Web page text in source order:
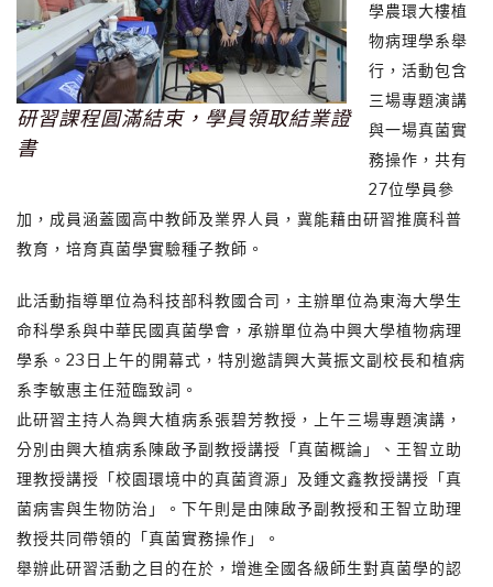
研習課程圓滿結束，學員領取結業證
書
學農環大樓植
物病理學系舉
行，活動包含
三場專題演講
與一場真菌實
務操作，共有
27位學員參
加，成員涵蓋國高中教師及業界人員，冀能藉由研習推廣科普
教育，培育真菌學實驗種子教師。
此活動指導單位為科技部科教國合司，主辦單位為東海大學生
命科學系與中華民國真菌學會，承辦單位為中興大學植物病理
學系。23日上午的開幕式，特別邀請興大黃振文副校長和植病
系李敏惠主任蒞臨致詞。
此研習主持人為興大植病系張碧芳教授，上午三場專題演講，
分別由興大植病系陳啟予副教授講授「真菌概論」、王智立助
理教授講授「校園環境中的真菌資源」及鍾文鑫教授講授「真
菌病害與生物防治」。下午則是由陳啟予副教授和王智立助理
教授共同帶領的「真菌實務操作」。
舉辦此研習活動之目的在於，增進全國各級師生對真菌學的認